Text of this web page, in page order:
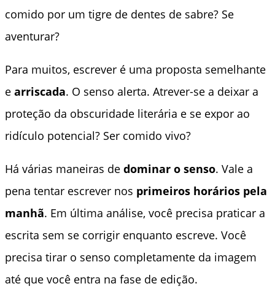
comido por um tigre de dentes de sabre? Se
aventurar?
Para muitos, escrever é uma proposta semelhante
e arriscada. O senso alerta. Atrever-se a deixar a
proteção da obscuridade literária e se expor ao
ridículo potencial? Ser comido vivo?
Há várias maneiras de dominar o senso. Vale a
pena tentar escrever nos primeiros horários pela
manhã. Em última análise, você precisa praticar a
escrita sem se corrigir enquanto escreve. Você
precisa tirar o senso completamente da imagem
até que você entra na fase de edição.